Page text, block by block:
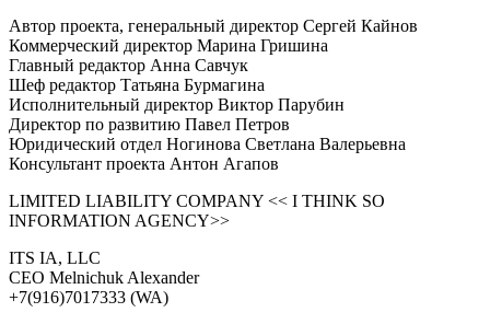
Автор проекта, генеральный директор Сергей Кайнов
Коммерческий директор Марина Гришина
Главный редактор Анна Савчук
Шеф редактор Татьяна Бурмагина
Исполнительный директор Виктор Парубин
Директор по развитию Павел Петров
Юридический отдел Ногинова Светлана Валерьевна
Консультант проекта Антон Агапов
LIMITED LIABILITY COMPANY << I THINK SO
INFORMATION AGENCY>>
ITS IA, LLC
CEO Melnichuk Alexander
+7(916)7017333 (WA)